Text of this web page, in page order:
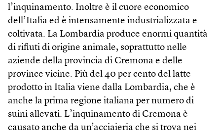
l’inquinamento. Inoltre è il cuore economico
dell’Italia ed è intensamente industrializzata e
coltivata. La Lombardia produce enormi quantità
di rifiuti di origine animale, soprattutto nelle
aziende della provincia di Cremona e delle
province vicine. Più del 40 per cento del latte
prodotto in Italia viene dalla Lombardia, che è
anche la prima regione italiana per numero di
suini allevati. L’inquinamento di Cremona è
causato anche da un’acciaieria che si trova nei